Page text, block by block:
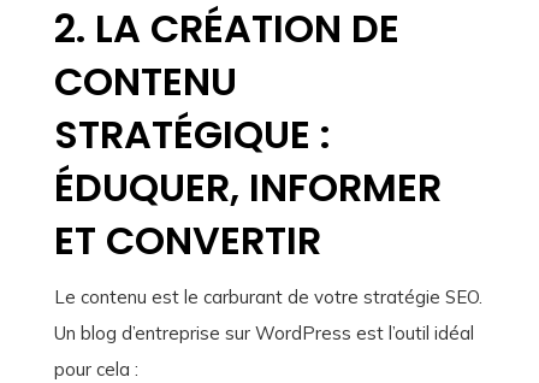
2. LA CRÉATION DE
CONTENU
STRATÉGIQUE :
ÉDUQUER, INFORMER
ET CONVERTIR
Le contenu est le carburant de votre stratégie SEO.
Un blog d’entreprise sur WordPress est l’outil idéal
pour cela :